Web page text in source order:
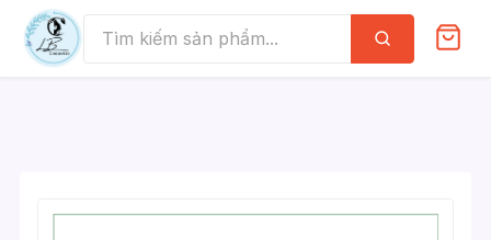
Skip
content
Tìm
kiếm